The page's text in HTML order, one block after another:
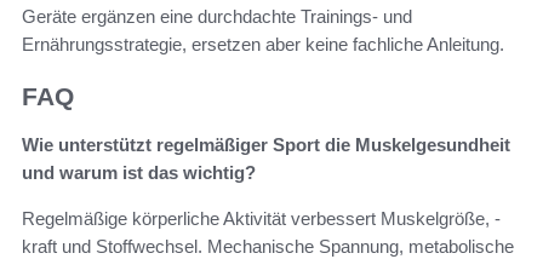
Geräte ergänzen eine durchdachte Trainings- und
Ernährungsstrategie, ersetzen aber keine fachliche Anleitung.
FAQ
Wie unterstützt regelmäßiger Sport die Muskelgesundheit
und warum ist das wichtig?
Regelmäßige körperliche Aktivität verbessert Muskelgröße, -
kraft und Stoffwechsel. Mechanische Spannung, metabolische